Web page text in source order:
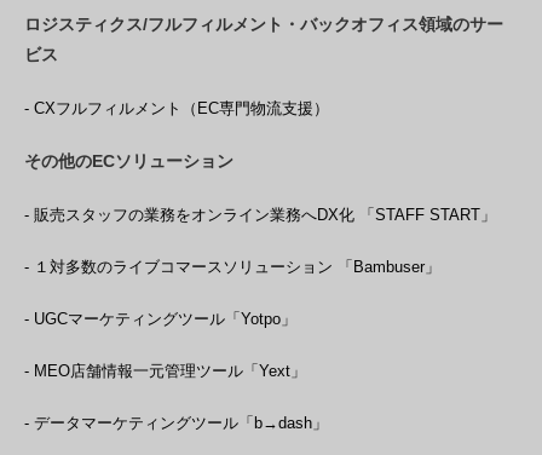
ロジスティクス/フルフィルメント・バックオフィス領域のサー
ビス
- CXフルフィルメント（EC専門物流支援）
その他のECソリューション
- 販売スタッフの業務をオンライン業務へDX化 「STAFF START」
- １対多数のライブコマースソリューション 「Bambuser」
- UGCマーケティングツール「Yotpo」
- MEO店舗情報一元管理ツール「Yext」
- データマーケティングツール「b→dash」